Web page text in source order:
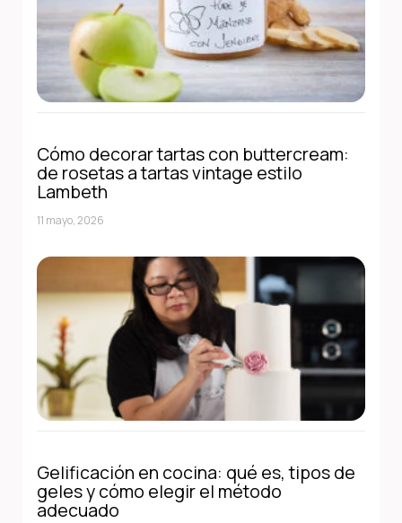
Cómo decorar tartas con buttercream:
de rosetas a tartas vintage estilo
Lambeth
11 mayo, 2026
Gelificación en cocina: qué es, tipos de
geles y cómo elegir el método
adecuado